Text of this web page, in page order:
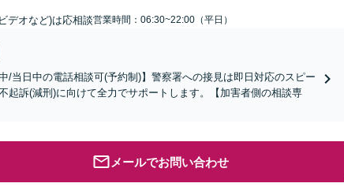
デオなど)は応相談営業時間：06:30~22:00（平日）
/当日中の電話相談可(予約制)】警察署への接見は即日対応のスピー
起訴(減刑)に向けて全力でサポートします。【加害者側の相談専
メールでお問い合わせ